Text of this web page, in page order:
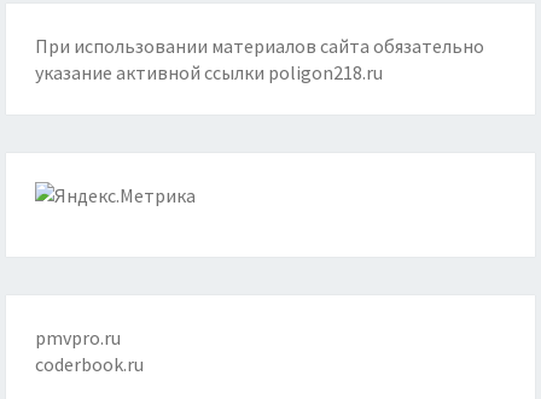
При использовании материалов сайта обязательно
указание активной ссылки poligon218.ru
pmvpro.ru
coderbook.ru